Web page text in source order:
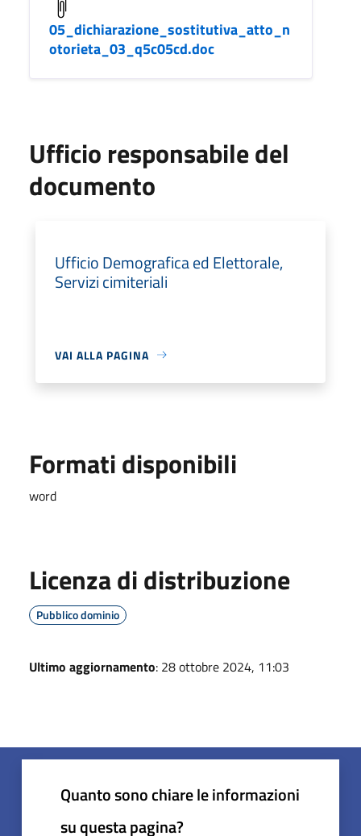
05_dichiarazione_sostitutiva_atto_n
otorieta_03_q5c05cd.doc
Ufficio responsabile del
documento
Ufficio Demografica ed Elettorale,
Servizi cimiteriali
VAI ALLA PAGINA
Formati disponibili
word
Licenza di distribuzione
Pubblico dominio
Ultimo aggiornamento: 28 ottobre 2024, 11:03
Quanto sono chiare le informazioni
su questa pagina?